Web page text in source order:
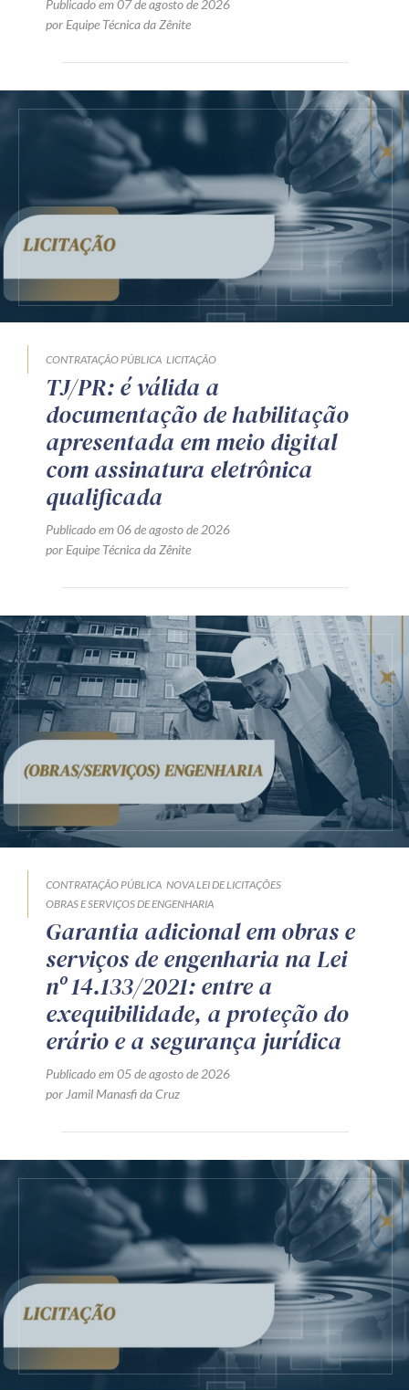
Publicado em 07 de agosto de 2026
por Equipe Técnica da Zênite
CONTRATAÇÃO PÚBLICA LICITAÇÃO
TJ/PR: é válida a
documentação de habilitação
apresentada em meio digital
com assinatura eletrônica
qualificada
Publicado em 06 de agosto de 2026
por Equipe Técnica da Zênite
CONTRATAÇÃO PÚBLICA NOVA LEI DE LICITAÇÕES
OBRAS E SERVIÇOS DE ENGENHARIA
Garantia adicional em obras e
serviços de engenharia na Lei
nº 14.133/2021: entre a
exequibilidade, a proteção do
erário e a segurança jurídica
Publicado em 05 de agosto de 2026
por Jamil Manasfi da Cruz